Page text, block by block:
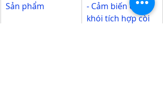
Sản phẩm - Cảm biến cháy
khói tích hợp còi